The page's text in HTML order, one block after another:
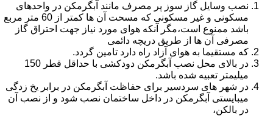
نصب وسایل گاز سوز پر مصرف مانند آبگرمکن در واحدهای
مسکونی و غیر مسکونی که مسحت آن ها کمتر از 60 متر مربع
باشد ممنوع است،مگر آنکه هوای مورد نیاز جهت احتراق گاز
مصرفی آن ها از طریق دریچه دائمی
که مستقیما به هوای آزاد راه دارد تامین گردد.
در بالای محل نصب آبگرمکن دودکشی با حداقل قطر 150
میلیمتر تعبیه شده باشد.
در شهر های سردسیر برای حفاظت آبگرمکن در برابر یخ زدگی
میبایستی آبگرمکن در داخل ساختمان نصب شود و از نصب آن
در بالکن،